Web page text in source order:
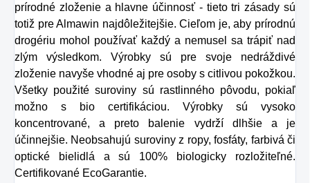
prírodné zloženie a hlavne účinnosť - tieto tri zásady sú
totiž pre Almawin najdôležitejšie. Cieľom je, aby prírodnú
drogériu mohol používať každý a nemusel sa trápiť nad
zlým výsledkom. Výrobky sú pre svoje nedráždivé
zloženie navyše vhodné aj pre osoby s citlivou pokožkou.
Všetky použité suroviny sú rastlinného pôvodu, pokiaľ
možno s bio certifikáciou. Výrobky sú vysoko
koncentrované, a preto balenie vydrží dlhšie a je
účinnejšie. Neobsahujú suroviny z ropy, fosfáty, farbivá či
optické bielidlá a sú 100% biologicky rozložiteľné.
Certifikované EcoGarantie.